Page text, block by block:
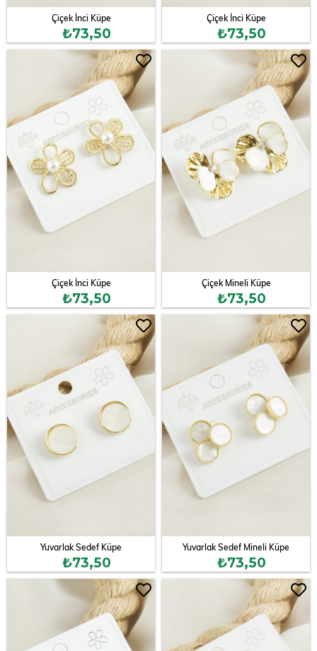
Çiçek İnci Küpe
₺73,50
Çiçek İnci Küpe
₺73,50
Çiçek İnci Küpe
₺73,50
Çiçek Mineli Küpe
₺73,50
Yuvarlak Sedef Küpe
₺73,50
Yuvarlak Sedef Mineli Küpe
₺73,50